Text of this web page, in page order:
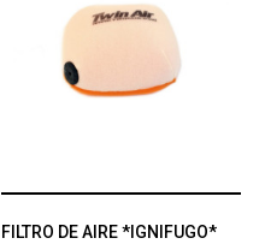
FILTRO DE AIRE *IGNIFUGO*